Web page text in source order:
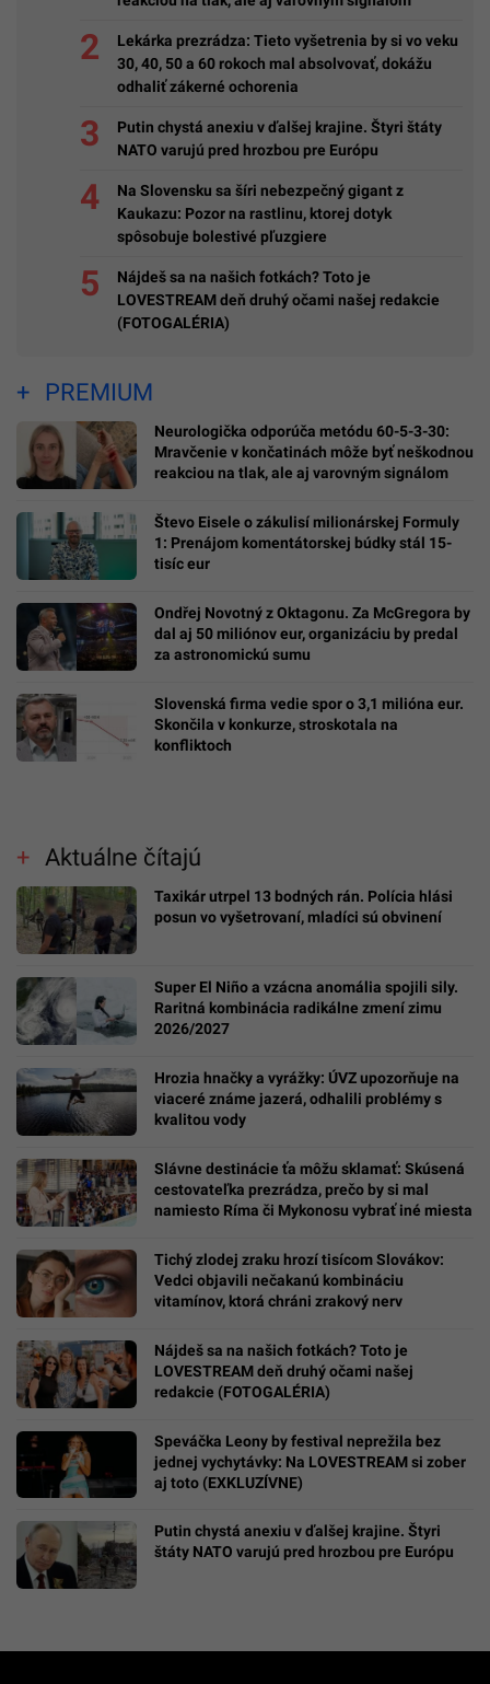
Lekárka prezrádza: Tieto vyšetrenia by si vo veku
30, 40, 50 a 60 rokoch mal absolvovať, dokážu
odhaliť zákerné ochorenia
Putin chystá anexiu v ďalšej krajine. Štyri štáty
NATO varujú pred hrozbou pre Európu
Na Slovensku sa šíri nebezpečný gigant z
Kaukazu: Pozor na rastlinu, ktorej dotyk
spôsobuje bolestivé pľuzgiere
Nájdeš sa na našich fotkách? Toto je
LOVESTREAM deň druhý očami našej redakcie
(FOTOGALÉRIA)
PREMIUM
Neurologička odporúča metódu 60-5-3-30:
Mravčenie v končatinách môže byť neškodnou
reakciou na tlak, ale aj varovným signálom
Števo Eisele o zákulisí milionárskej Formuly
1: Prenájom komentátorskej búdky stál 15-
tisíc eur
Ondřej Novotný z Oktagonu. Za McGregora by
dal aj 50 miliónov eur, organizáciu by predal
za astronomickú sumu
Slovenská firma vedie spor o 3,1 milióna eur.
Skončila v konkurze, stroskotala na
konfliktoch
Aktuálne čítajú
Taxikár utrpel 13 bodných rán. Polícia hlási
posun vo vyšetrovaní, mladíci sú obvinení
Super El Niño a vzácna anomália spojili sily.
Raritná kombinácia radikálne zmení zimu
2026/2027
Hrozia hnačky a vyrážky: ÚVZ upozorňuje na
viaceré známe jazerá, odhalili problémy s
kvalitou vody
Slávne destinácie ťa môžu sklamať: Skúsená
cestovateľka prezrádza, prečo by si mal
namiesto Ríma či Mykonosu vybrať iné miesta
Tichý zlodej zraku hrozí tisícom Slovákov:
Vedci objavili nečakanú kombináciu
vitamínov, ktorá chráni zrakový nerv
Nájdeš sa na našich fotkách? Toto je
LOVESTREAM deň druhý očami našej
redakcie (FOTOGALÉRIA)
Speváčka Leony by festival neprežila bez
jednej vychytávky: Na LOVESTREAM si zober
aj toto (EXKLUZÍVNE)
Putin chystá anexiu v ďalšej krajine. Štyri
štáty NATO varujú pred hrozbou pre Európu